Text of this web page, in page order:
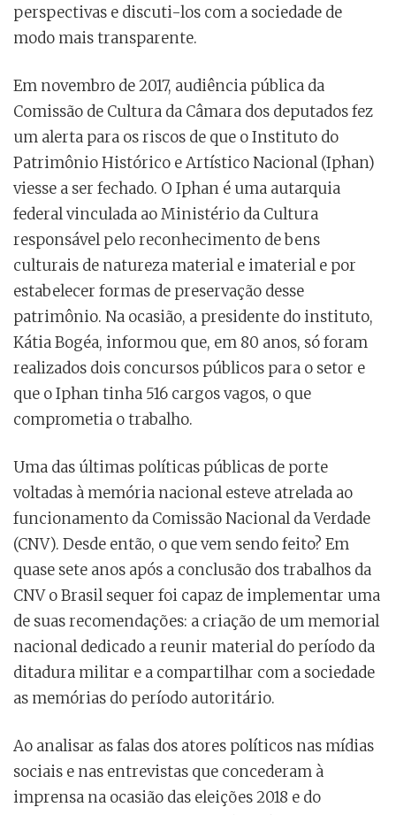
perspectivas e discuti-los com a sociedade de
modo mais transparente.
Em novembro de 2017, audiência pública da
Comissão de Cultura da Câmara dos deputados fez
um alerta para os riscos de que o Instituto do
Patrimônio Histórico e Artístico Nacional (Iphan)
viesse a ser fechado. O Iphan é uma autarquia
federal vinculada ao Ministério da Cultura
responsável pelo reconhecimento de bens
culturais de natureza material e imaterial e por
estabelecer formas de preservação desse
patrimônio. Na ocasião, a presidente do instituto,
Kátia Bogéa, informou que, em 80 anos, só foram
realizados dois concursos públicos para o setor e
que o Iphan tinha 516 cargos vagos, o que
comprometia o trabalho.
Uma das últimas políticas públicas de porte
voltadas à memória nacional esteve atrelada ao
funcionamento da Comissão Nacional da Verdade
(CNV). Desde então, o que vem sendo feito? Em
quase sete anos após a conclusão dos trabalhos da
CNV o Brasil sequer foi capaz de implementar uma
de suas recomendações: a criação de um memorial
nacional dedicado a reunir material do período da
ditadura militar e a compartilhar com a sociedade
as memórias do período autoritário.
Ao analisar as falas dos atores políticos nas mídias
sociais e nas entrevistas que concederam à
imprensa na ocasião das eleições 2018 e do